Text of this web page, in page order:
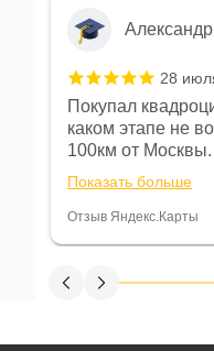
Александр
28
Покупал
каком этапе не
100км от Москвы.
спидометре
постоянно были
Считаю, что это
Показать больше
Отзыв Яндекс.Карты